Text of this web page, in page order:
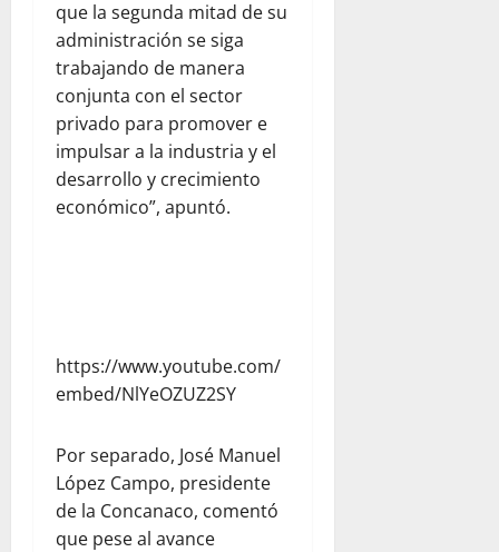
que la segunda mitad de su
administración se siga
trabajando de manera
conjunta con el sector
privado para promover e
impulsar a la industria y el
desarrollo y crecimiento
económico”, apuntó.
https://www.youtube.com/
embed/NlYeOZUZ2SY
Por separado, José Manuel
López Campo, presidente
de la Concanaco, comentó
que pese al avance